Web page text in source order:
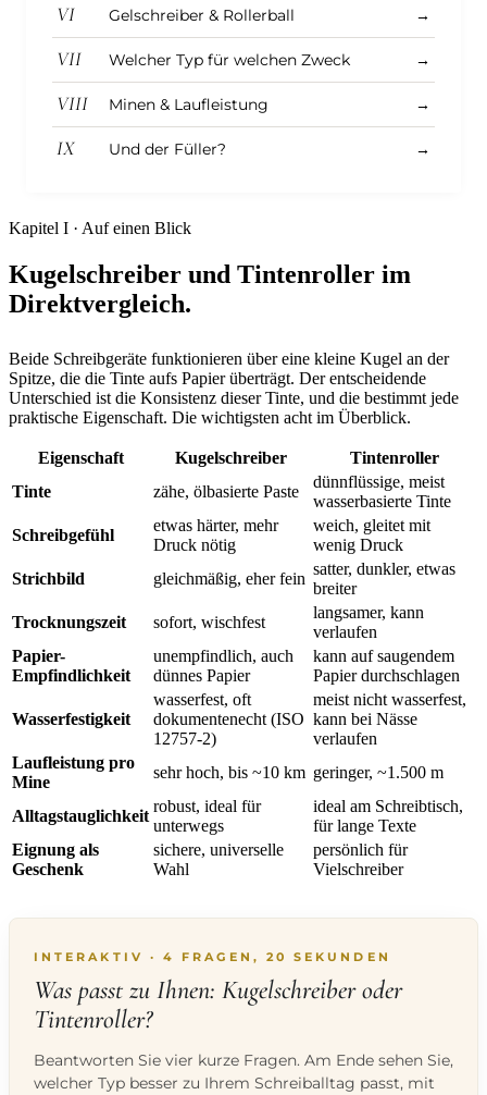
VI Gelschreiber & Rollerball →
VII Welcher Typ für welchen Zweck →
VIII Minen & Laufleistung →
IX Und der Füller? →
Kapitel I · Auf einen Blick
Kugelschreiber und Tintenroller im
Direktvergleich.
Beide Schreibgeräte funktionieren über eine kleine Kugel an der
Spitze, die die Tinte aufs Papier überträgt. Der entscheidende
Unterschied ist die Konsistenz dieser Tinte, und die bestimmt jede
praktische Eigenschaft. Die wichtigsten acht im Überblick.
Eigenschaft Kugelschreiber
Tintenroller
Tinte
zähe, ölbasierte Paste
dünnflüssige, meist
wasserbasierte Tinte
Schreibgefühl
etwas härter, mehr
Druck nötig
weich, gleitet mit
wenig Druck
Strichbild
gleichmäßig, eher fein
satter, dunkler, etwas
breiter
Trocknungszeit
sofort, wischfest
langsamer, kann
verlaufen
Papier-
Empfindlichkeit
unempfindlich, auch
dünnes Papier
kann auf saugendem
Papier durchschlagen
Wasserfestigkeit
wasserfest, oft
dokumentenecht (ISO
12757-2)
meist nicht wasserfest,
kann bei Nässe
verlaufen
Laufleistung pro
Mine
sehr hoch, bis ~10 km geringer, ~1.500 m
Alltagstauglichkeit
robust, ideal für
unterwegs
ideal am Schreibtisch,
für lange Texte
Eignung als
Geschenk
sichere, universelle
Wahl
persönlich für
Vielschreiber
INTERAKTIV · 4 FRAGEN, 20 SEKUNDEN
Was passt zu Ihnen: Kugelschreiber oder
Tintenroller?
Beantworten Sie vier kurze Fragen. Am Ende sehen Sie,
welcher Typ besser zu Ihrem Schreiballtag passt, mit